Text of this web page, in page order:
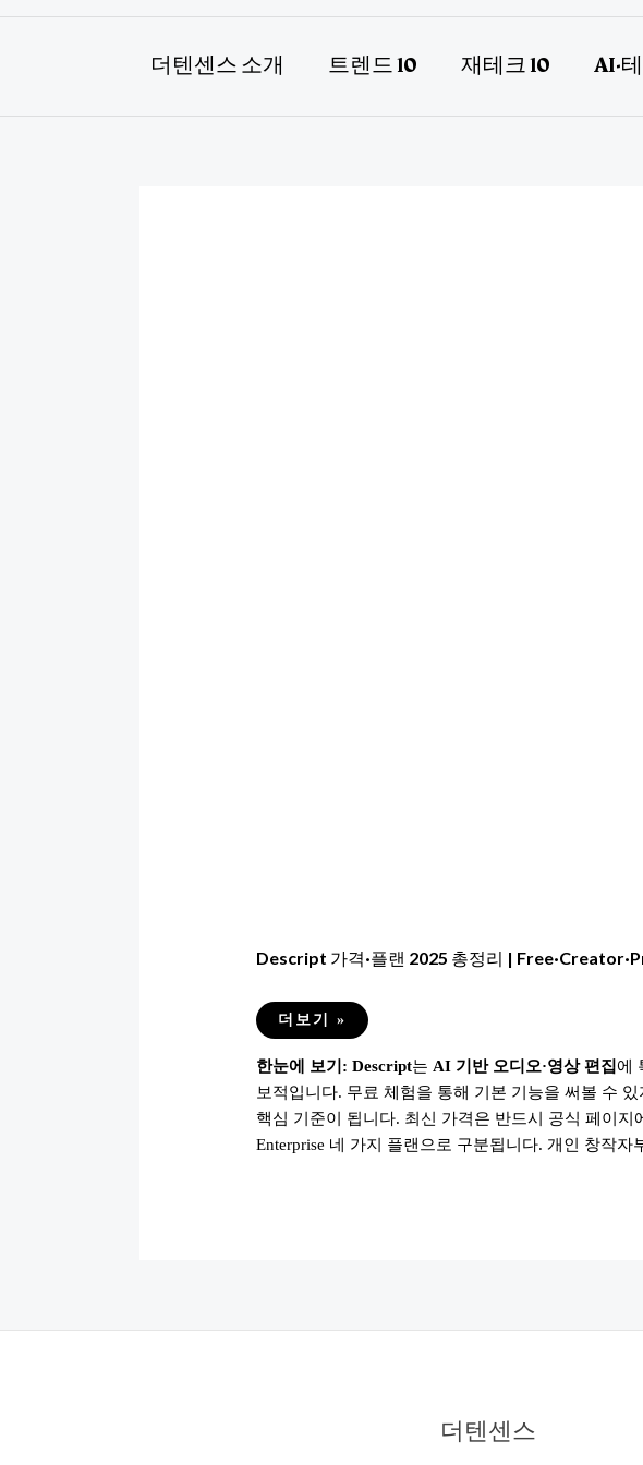
더텐센스 소개 트렌드 10 재테크 10 AI·
Descript 가격·플랜 2025 총정리 |
DESCRIPT
·
랜
2025
총
정
리
더보기 »
한눈에 보기: Descript는 AI 기반 오디오·영상 편집에
보적입니다. 무료 체험을 통해 기본 기능을 써볼 수
핵심 기준이 됩니다. 최신 가격은 반드시 공식 페이지
Enterprise 네 가지 플랜으로 구분됩니다. 개인 창작
더텐센스